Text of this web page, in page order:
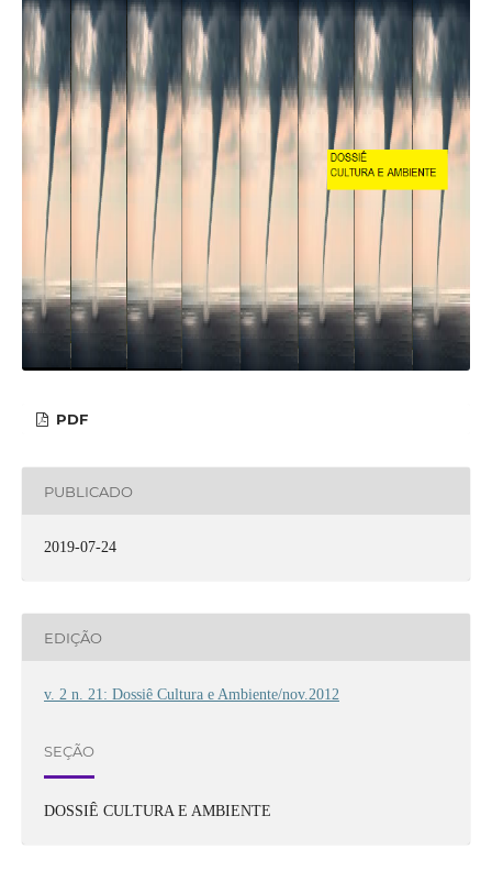
PDF
PUBLICADO
2019-07-24
EDIÇÃO
v. 2 n. 21: Dossiê Cultura e Ambiente/nov.2012
SEÇÃO
DOSSIÊ CULTURA E AMBIENTE